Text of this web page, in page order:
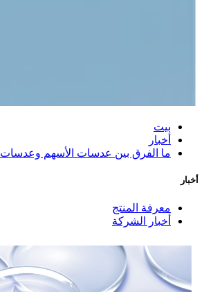
بيت
أخبار
ما الفرق بين عدسات الأسهم وعدسات Rx؟
أخبار
معرفة المنتج
أخبار الشركة